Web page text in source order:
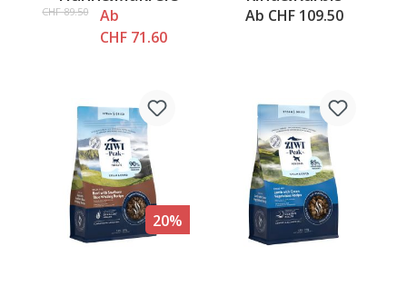
CHF 89.50
Ab
CHF 71.60
Ab CHF 109.50
20%